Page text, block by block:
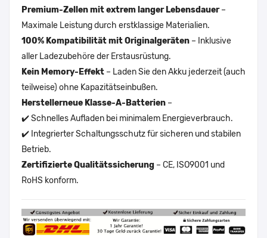
Premium-Zellen mit extrem langer Lebensdauer–
Maximale Leistung durch erstklassige Materialien.
100% Kompatibilität mit Originalgeräten – Inklusive
aller Ladezubehöre der Erstausrüstung.
Kein Memory-Effekt – Laden Sie den Akku jederzeit (auch
teilweise) ohne Kapazitätseinbußen.
Herstellerneue Klasse-A-Batterien –
✔️ Schnelles Aufladen bei minimalem Energieverbrauch.
✔️ Integrierter Schaltungsschutz für sicheren und stabilen
Betrieb.
Zertifizierte Qualitätssicherung – CE, ISO9001 und
RoHS konform.